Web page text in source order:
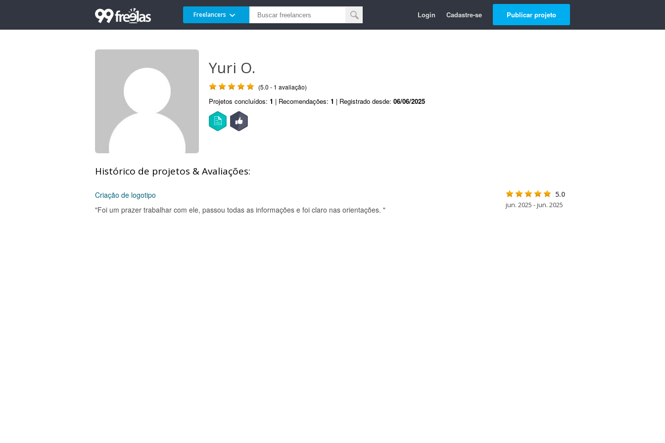
Freelancers Login Cadastre-se Publicar projeto
Yuri O.
(5.0 - 1 avaliação)
Projetos concluídos: 1 | Recomendações: 1 | Registrado desde: 06/06/2025
Histórico de projetos & Avaliações:
Criação de logotipo
"Foi um prazer trabalhar com ele, passou todas as informações e foi claro nas orientações. "
5.0
jun. 2025 - jun. 2025